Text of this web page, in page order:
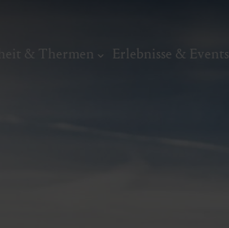
& Thermen Erlebnisse & Events